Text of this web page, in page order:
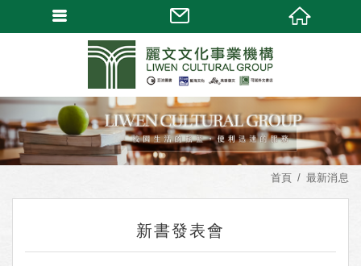
首頁 最新消息
新書發表會